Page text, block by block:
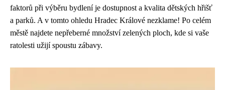
faktorů při výběru bydlení je dostupnost a kvalita dětských hřišť
a parků. A v tomto ohledu Hradec Králové nezklame! Po celém
městě najdete nepřeberné množství zelených ploch, kde si vaše
ratolesti užijí spoustu zábavy.